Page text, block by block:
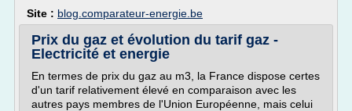
Site : blog.comparateur-energie.be
Prix du gaz et évolution du tarif gaz -
Electricité et energie
En termes de prix du gaz au m3, la France dispose certes
d'un tarif relativement élevé en comparaison avec les
autres pays membres de l'Union Européenne, mais celui